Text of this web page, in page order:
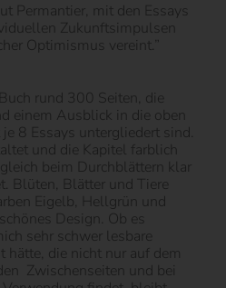
Permantier, mit den Essays
Zukunftsimpulsen
Optimismus vereint.”
rund 300 Seiten, die
einem Ausblick in die oben
8 Essays untergliedert sind.
und die Kapitel farblich
beim Durchblättern klar
Blüten, Blätter und Tiere
Eigelb, Hellgrün und
Design. Ob es
sehr schwer lesbare
hätte, die nicht nur auf dem
Zwischenseiten und bei